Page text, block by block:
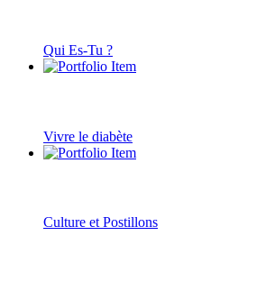
Qui Es-Tu ?
Vivre le diabète
Culture et Postillons